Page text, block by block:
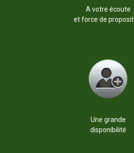
A votre écoute
et force de
Une grande
disponibilité